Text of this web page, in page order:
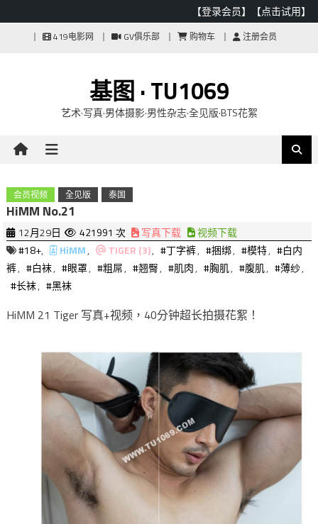
【登录会员】 【点击试用】
419电影网 GV俱乐部 购物车 注册会员
基图 · TU1069
艺术·写真·男体摄影·男性杂志·全见版·BTS花絮
会员视频 全见版 泰国
HiMM No.21
12月29日 421991 次 写真下载
视频下载
#18+, HiMM, TIGER (3), #丁字裤, #捆绑, #模特, #白内
裤, #白袜, #眼罩, #粗屌, #翘臀, #肌肉, #胸肌, #腹肌, #薄纱,
#长袜, #黑袜
HiMM 21 Tiger 写真+视频，40分钟超长拍摄花絮！